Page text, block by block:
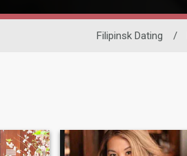
Filipinsk Dating /